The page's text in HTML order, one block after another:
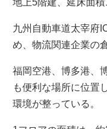
九州自動車道太宰府
め、物流関連企業の
福岡空港、博多港、
も便利な場所に位置
環境が整っている。